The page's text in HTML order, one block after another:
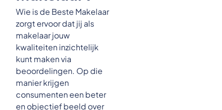
Wie is de Beste Makelaar
zorgt ervoor dat jij als
makelaar jouw
kwaliteiten inzichtelijk
kunt maken via
beoordelingen. Op die
manier krijgen
consumenten een beter
en objectief beeld over